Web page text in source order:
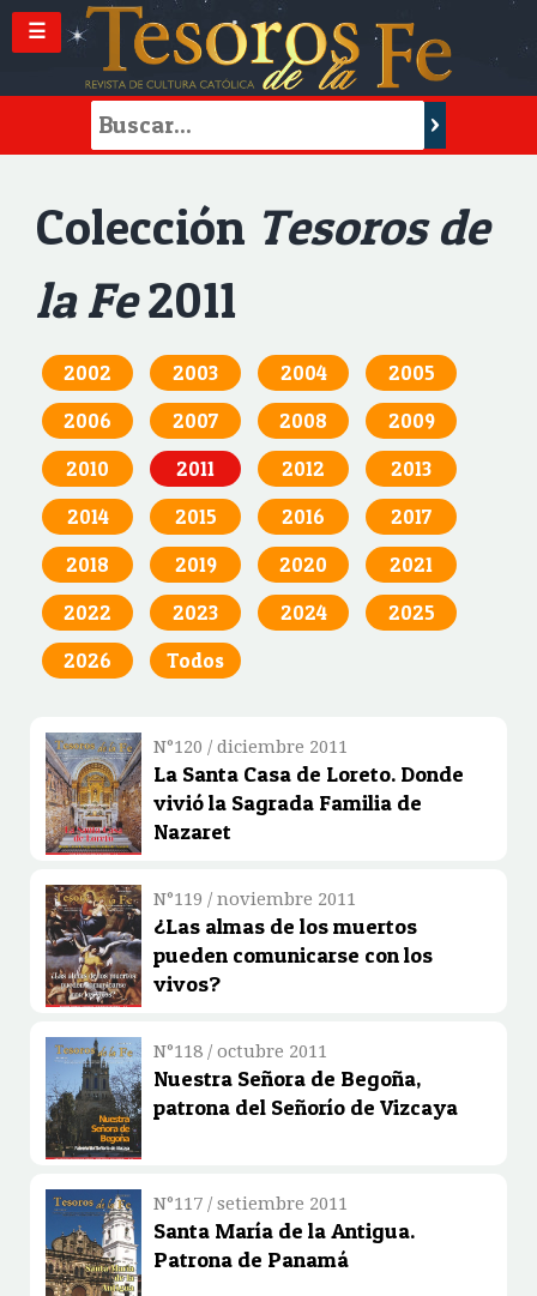
☰
Colección Tesoros de
la Fe2011
2002 2003 2004
2005
2006
2007 2008
2009
2010
2011 2012
2013
2014
2015 2016
2017
2018
2019 2020
2021
2022
2023 2024
2025
2026
Todos
N°120 / diciembre 2011
La Santa Casa de Loreto. Donde
vivió la Sagrada Familia de
Nazaret
N°119 / noviembre 2011
¿Las almas de los muertos
pueden comunicarse con los
vivos?
N°118 / octubre 2011
Nuestra Señora de Begoña,
patrona del Señorío de Vizcaya
N°117 / setiembre 2011
Santa María de la Antigua.
Patrona de Panamá